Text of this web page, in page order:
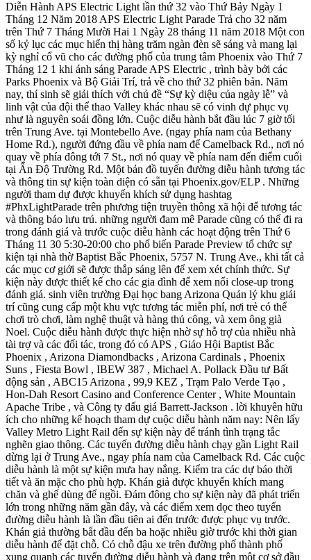
Diễn Hành APS Electric Light lần thứ 32 vào Thứ Bảy Ngày 1
Tháng 12 Năm 2018 APS Electric Light Parade Trả cho 32 năm
trên Thứ 7 Tháng Mười Hai 1 Ngày 28 tháng 11 năm 2018 Một con
số kỷ lục các mục hiển thị hàng trăm ngàn đèn sẽ sáng và mang lại
kỳ nghỉ cổ vũ cho các đường phố của trung tâm Phoenix vào Thứ 7
Tháng 12 1 khi ánh sáng Parade APS Electric , trình bày bởi các
Parks Phoenix và Bộ Giải Trí, trả về cho thứ 32 phiên bản. Năm
nay, thí sinh sẽ giải thích với chủ đề “Sự kỳ diệu của ngày lễ” và
linh vật của đội thể thao Valley khác nhau sẽ có vinh dự phục vụ
như là nguyên soái đồng lớn. Cuộc diễu hành bắt đầu lúc 7 giờ tối
trên Trung Ave. tại Montebello Ave. (ngay phía nam của Bethany
Home Rd.), người đứng đầu về phía nam để Camelback Rd., nơi nó
quay về phía đông tới 7 St., nơi nó quay về phía nam đến điểm cuối
tại Ấn Độ Trường Rd. Một bản đồ tuyến đường diễu hành tương tác
và thông tin sự kiện toàn diện có sẵn tại Phoenix.gov/ELP . Những
người tham dự được khuyến khích sử dụng hashtag
#PhxLightParade trên phương tiện truyền thông xã hội để tương tác
và thông báo lưu trú. những người đam mê Parade cũng có thể đi ra
trong đánh giá và trước cuộc diễu hành các hoạt động trên Thứ 6
Tháng 11 30 5:30-20:00 cho phổ biến Parade Preview tổ chức sự
kiện tại nhà thờ Baptist Bắc Phoenix, 5757 N. Trung Ave., khi tất cả
các mục cơ giới sẽ được thắp sáng lên để xem xét chính thức. Sự
kiện này được thiết kế cho các gia đình để xem nổi close-up trong
đánh giá. sinh viên trường Đại học bang Arizona Quản lý khu giải
trí cũng cung cấp một khu vực tương tác miễn phí, nơi trẻ có thể
chơi trò chơi, làm nghệ thuật và hàng thủ công, và xem ông già
Noel. Cuộc diễu hành được thực hiện nhờ sự hỗ trợ của nhiều nhà
tài trợ và các đối tác, trong đó có APS , Giáo Hội Baptist Bắc
Phoenix , Arizona Diamondbacks , Arizona Cardinals , Phoenix
Suns , Fiesta Bowl , IBEW 387 , Michael A. Pollack Đầu tư Bất
động sản , ABC15 Arizona , 99,9 KEZ , Trạm Palo Verde Tạo ,
Hon-Dah Resort Casino and Conference Center , White Mountain
Apache Tribe , và Công ty đấu giá Barrett-Jackson . lời khuyên hữu
ích cho những kế hoạch tham dự cuộc diễu hành năm nay: Nên lấy
Valley Metro Light Rail đến sự kiện này để tránh tình trạng tắc
nghẽn giao thông. Các tuyến đường diễu hành chạy gần Light Rail
dừng lại ở Trung Ave., ngay phía nam của Camelback Rd. Các cuộc
diễu hành là một sự kiện mưa hay nắng. Kiểm tra các dự báo thời
tiết và ăn mặc cho phù hợp. Khán giả được khuyến khích mang
chăn và ghế dùng để ngồi. Đám đông cho sự kiện này đã phát triển
lớn trong những năm gần đây, và các điểm xem dọc theo tuyến
đường diễu hành là lần đầu tiên ai đến trước được phục vụ trước.
Khán giả thường bắt đầu đến ba hoặc nhiều giờ trước khi thời gian
diễu hành để đặt chỗ. Có chỗ đậu xe trên đường phố thành phố
xung quanh các tuyến đường diễu hành và đang trên một cơ sở đầu